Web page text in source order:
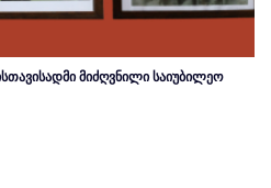
მიძღვნილი საიუბილეო